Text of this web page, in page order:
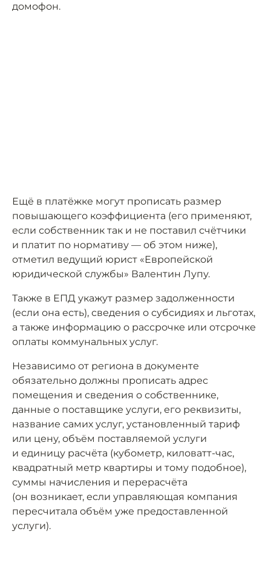
домофон.
Ещё в платёжке могут прописать размер
повышающего коэффициента (его применяют,
если собственник так и не поставил счётчики
и платит по нормативу — об этом ниже),
отметил ведущий юрист «Европейской
юридической службы» Валентин Лупу.
Также в ЕПД укажут размер задолженности
(если она есть), сведения о субсидиях и льготах,
а также информацию о рассрочке или отсрочке
оплаты коммунальных услуг.
Независимо от региона в документе
обязательно должны прописать адрес
помещения и сведения о собственнике,
данные о поставщике услуги, его реквизиты,
название самих услуг, установленный тариф
или цену, объём поставляемой услуги
и единицу расчёта (кубометр, киловатт-час,
квадратный метр квартиры и тому подобное),
суммы начисления и перерасчёта
(он возникает, если управляющая компания
пересчитала объём уже предоставленной
услуги).